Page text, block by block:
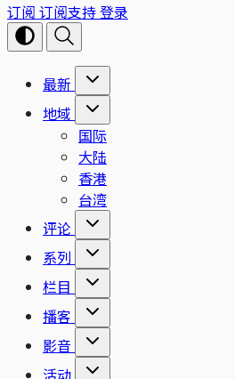
订阅 订阅支持登录
最新
地域
国际
大陆
香港
台湾
评论
系列
栏目
播客
影音
活动